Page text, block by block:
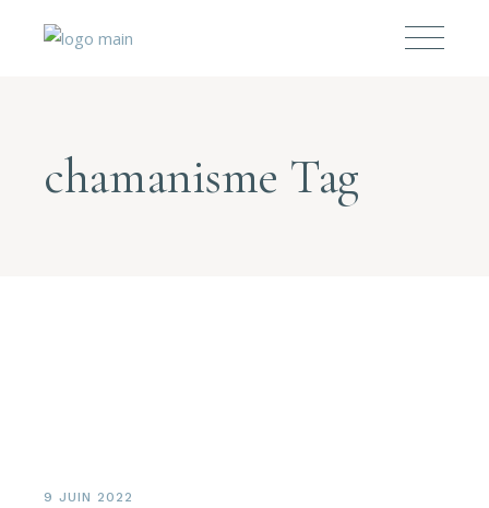
chamanisme Tag
9 JUIN 2022